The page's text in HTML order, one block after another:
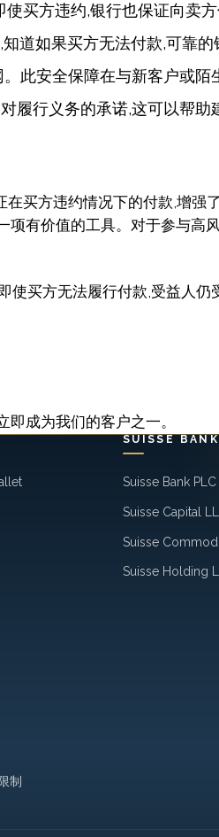
买方违约,银行也保证向卖方
道如果买方无法付款,可靠的
此安全保障在与新客户或陌
行义务的承诺,这可以帮助
买方违约情况下的付款,增强
有价值的工具。对于参与高
买方无法履行付款,受益人
成为我们的客户之一。
制
SUISSE
Suisse Bank PLC
Suisse Capital
Suisse
Suisse Holding